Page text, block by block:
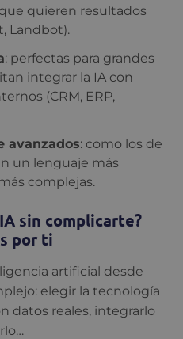
quieren resultados
Landbot).
: perfectas para grandes
integrar la IA con
(CRM, ERP,
avanzados: como los de
un lenguaje más
complejas.
sin complicarte?
por ti
artificial desde
elegir la tecnología
datos reales, integrarlo